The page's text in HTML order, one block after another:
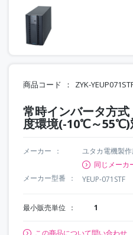
商品コード ZYK-
常時インバータ方
度環境(-10℃～55℃)
メーカー
ユタカ電機製
同じメーカ
メーカー型番
YEUP-071STF
最小販売単位 1
この商品について問い合わせ